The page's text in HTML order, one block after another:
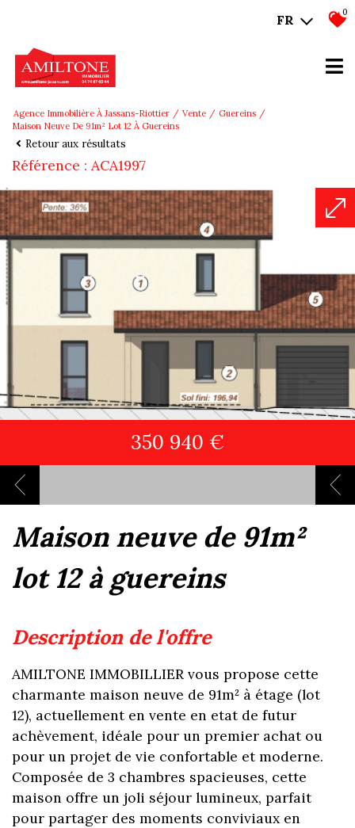
FR
0
Agence Immobilière À Jassans-Riottier Vente
Guereins
Maison Neuve De 91m² Lot 12 À Guereins
Retour aux résultats
Référence : ACA1997
350 940 €
maison neuve de 91m²
lot 12 à guereins
description de l'offre
AMILTONE IMMOBILLIER vous propose cette
charmante maison neuve de 91m² à étage (lot
12), actuellement en vente en etat de futur
achèvement, idéale pour un premier achat ou
pour un projet de vie confortable et moderne.
Composée de 3 chambres spacieuses, cette
maison offre un joli séjour lumineux, parfait
pour partager des moments conviviaux en